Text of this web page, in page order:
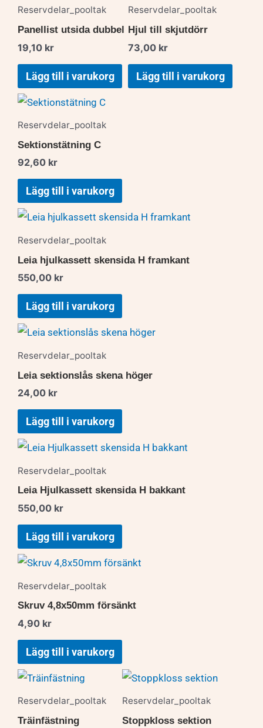
Reservdelar_pooltak
Panellist utsida dubbel
19,10 kr
Lägg till i varukorg
Reservdelar_pooltak
Hjul till skjutdörr
73,00 kr
Lägg till i varukorg
Reservdelar_pooltak
Sektionstätning C
92,60 kr
Lägg till i varukorg
Reservdelar_pooltak
Leia hjulkassett skensida H framkant
550,00 kr
Lägg till i varukorg
Reservdelar_pooltak
Leia sektionslås skena höger
24,00 kr
Lägg till i varukorg
Reservdelar_pooltak
Leia Hjulkassett skensida H bakkant
550,00 kr
Lägg till i varukorg
Reservdelar_pooltak
Skruv 4,8x50mm försänkt
4,90 kr
Lägg till i varukorg
Reservdelar_pooltak
Träinfästning
Reservdelar_pooltak
Stoppkloss sektion